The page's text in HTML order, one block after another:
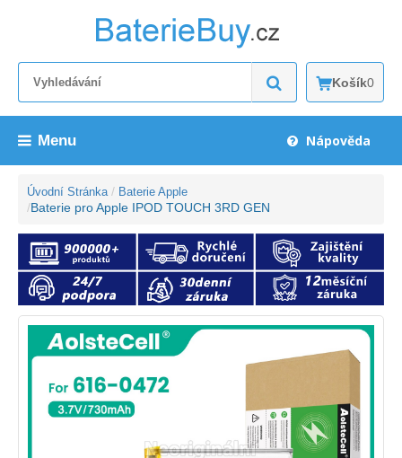
Košík0
Menu Nápověda
Úvodní Stránka Baterie Apple
Baterie pro Apple IPOD TOUCH 3RD GEN